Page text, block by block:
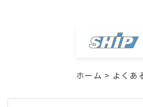
ホーム > よくあ